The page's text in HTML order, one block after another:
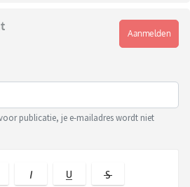
Aanmelden
publicatie, je e-mailadres wordt niet